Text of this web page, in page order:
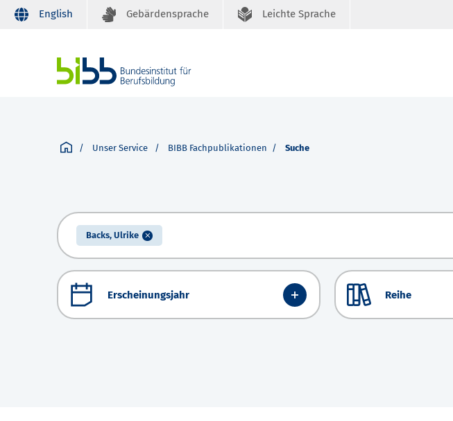
English Gebärdensprache Leichte Sprache
Unser Service BIBB Fachpublikationen Suche
Backs, Ulrike
Erscheinungsjahr Reihe